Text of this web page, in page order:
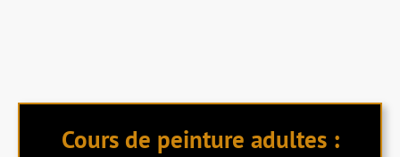
Cours de peinture adultes :